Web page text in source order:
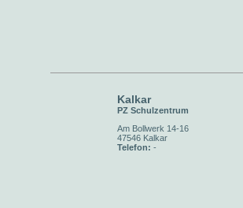
Kalkar
PZ Schulzentrum
Am Bollwerk 14-16
47546 Kalkar
Telefon: -